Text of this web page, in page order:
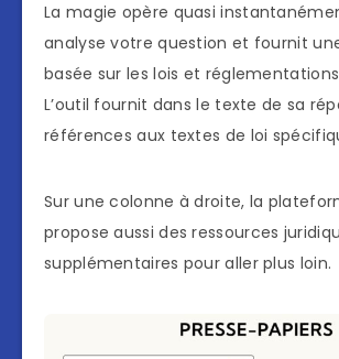
La magie opère quasi
analyse votre question et fournit
basée sur les lois et
L’outil fournit dans le texte de sa
références aux textes de loi
Sur une colonne à droite, la
propose aussi des ressources
supplémentaires pour aller plus loin.